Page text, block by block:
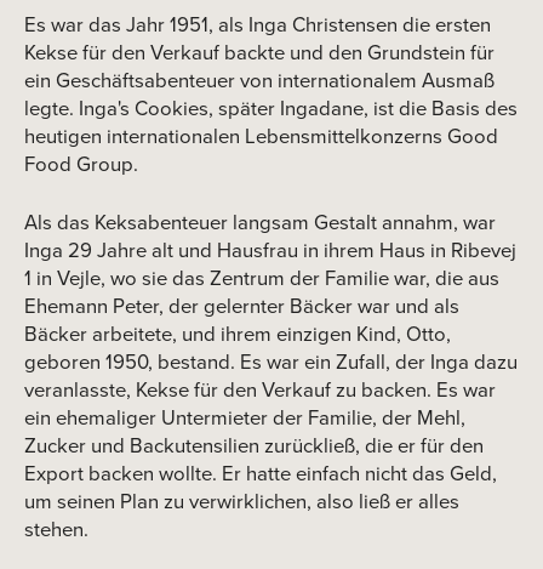
1975
1986-2003
2005
2016
Es war das Jahr 1951, als Inga Christensen die ersten
Kekse für den Verkauf backte und den Grundstein für
ein Geschäftsabenteuer von internationalem Ausmaß
legte. Inga's Cookies, später Ingadane, ist die Basis des
heutigen internationalen Lebensmittelkonzerns Good
Food Group.
Als das Keksabenteuer langsam Gestalt annahm, war
Inga 29 Jahre alt und Hausfrau in ihrem Haus in Ribevej
1 in Vejle, wo sie das Zentrum der Familie war, die aus
Ehemann Peter, der gelernter Bäcker war und als
Bäcker arbeitete, und ihrem einzigen Kind, Otto,
geboren 1950, bestand. Es war ein Zufall, der Inga dazu
veranlasste, Kekse für den Verkauf zu backen. Es war
ein ehemaliger Untermieter der Familie, der Mehl,
Zucker und Backutensilien zurückließ, die er für den
Export backen wollte. Er hatte einfach nicht das Geld,
um seinen Plan zu verwirklichen, also ließ er alles
stehen.